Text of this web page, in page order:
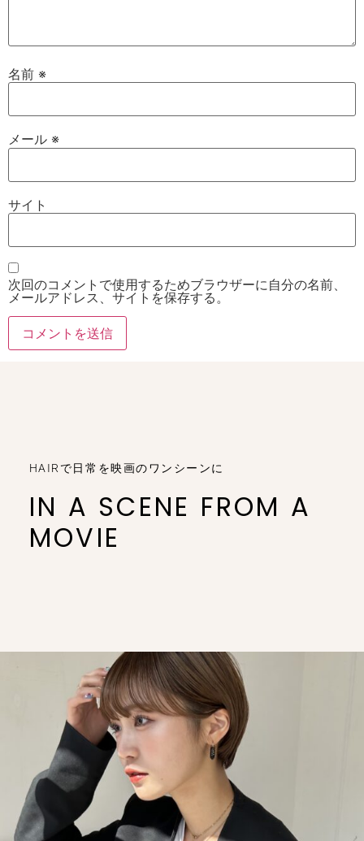
名前 ※
メール ※
サイト
次回のコメントで使用するためブラウザーに自分の名前、
メールアドレス、サイトを保存する。
HAIRで日常を映画のワンシーンに
IN A SCENE FROM A
MOVIE